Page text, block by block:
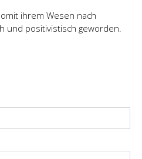
ihrem Wesen nach
und positivistisch geworden.